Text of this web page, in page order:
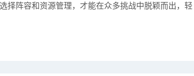
择阵容和资源管理，才能在众多挑战中脱颖而出，轻